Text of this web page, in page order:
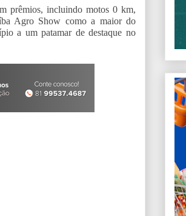
prêmios, incluindo motos 0 km,
Agro Show como a maior do
a um patamar de destaque no